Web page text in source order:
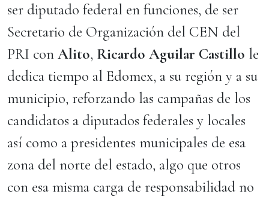
ser diputado federal en funciones, de ser
Secretario de Organización del CEN del
PRI con Alito, Ricardo Aguilar Castillo le
dedica tiempo al Edomex, a su región y a su
municipio, reforzando las campañas de los
candidatos a diputados federales y locales
así como a presidentes municipales de esa
zona del norte del estado, algo que otros
con esa misma carga de responsabilidad no